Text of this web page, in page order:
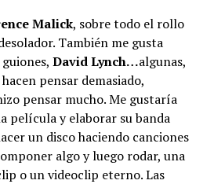
Malick, sobre todo el rollo
También me gusta
David Lynch…algunas,
pensar demasiado,
pensar mucho. Me gustaría
película y elaborar su banda
un disco haciendo canciones
algo y luego rodar, una
o un videoclip eterno. Las